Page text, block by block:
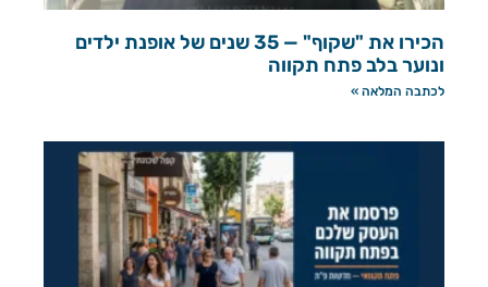
הכירו את "שקוף" — 35 שנים של אופנת ילדים
ונוער בלב פתח תקווה
לכתבה המלאה »